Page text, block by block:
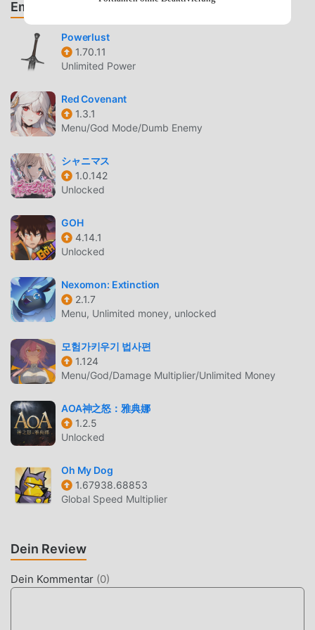
All the photos or other personal files will not be accessed.
FURY SURVIVOR: PIXEL Z EINFÜHRUNG
Fury Survivor: Pixel Z Als ein sehr beliebtes rpg-Spiel hat
gewonnen, die rpg-Spiele lieben. Wenn Sie dieses Spiel
als weltweit größte Mod-Apk-Download-Site für
kostenlose Spiele herunterladen möchten, ist Moddroid
neueste Version von Fury Survivor: Pixel Z 1.065 kostenlos
zur Verfügung, sondern stellt auch N/A mod kostenlos zur
Verfügung, was Ihnen hilft, sich wiederholende
mechanische Aufgaben im Spiel zu sparen, damit Sie sich
konzentrieren können darauf, die Freude zu genießen, die
das Spiel selbst mit sich bringt. moddroid verspricht, dass
Gebühren in Rechnung stellt und 100 % sicher, verfügbar
und kostenlos zu installieren ist. Laden Sie einfach den
Moddroid-Client herunter, Sie können Fury Survivor: Pixel
Worauf wartest du, lade Moddroid herunter und spiele!
EINZIGARTIGES GAMEPLAY
Fury Survivor: Pixel Z Als beliebtes rpg-Spiel hat ihm sein
einzigartiges Gameplay geholfen, eine große Anzahl von
Fans auf der ganzen Welt zu gewinnen. Im Gegensatz zu
Pixel Z nur das Anfänger-Tutorial durchgehen, sodass Sie
ganz einfach mit dem gesamten Spiel beginnen und die
moddroid speziell eine Plattform für rpg-Spieleliebhaber
aufgebaut, die es Ihnen ermöglicht, mit allen rpg-
Spieleliebhabern auf der ganzen Welt zu kommunizieren
und zu teilen, worauf Sie warten, sich moddroid
Empfehle Spiele & Apps
Powerlust
1.70.11
Unlimited Power
Red Covenant
1.3.1
Menu/God Mode/Dumb Enemy
シャニマス
1.0.142
Unlocked
GOH
4.14.1
Unlocked
Nexomon: Extinction
2.1.7
Menu, Unlimited money, unlocked
모험가키우기 법사편
1.124
Menu/God/Damage Multiplier/Unlimited Money
AOA神之怒：雅典娜
1.2.5
Unlocked
Oh My Dog
1.67938.68853
Global Speed Multiplier
Dein Review
Dein Kommentar (0)